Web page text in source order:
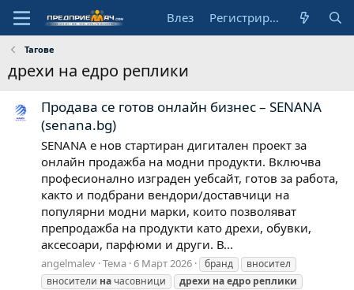
Влез Регистрирай се
Тагове
дрехи на едро реплики
Продава се готов онлайн бизнес – SENANA
(senana.bg)
SENANA е нов стартиран дигитален проект за
онлайн продажба на модни продукти. Включва
професионално изграден уебсайт, готов за работа,
както и подбрани вендори/доставчици на
популярни модни марки, които позволяват
препродажба на продукти като дрехи, обувки,
аксесоари, парфюми и други. В...
angelmalev Тема 6 Март 2026 бранд
вносител
вносители на часовници дрехи наедро реплики